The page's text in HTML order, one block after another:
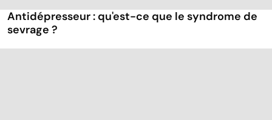
Antidépresseur : qu'est-ce que le syndrome de
sevrage ?